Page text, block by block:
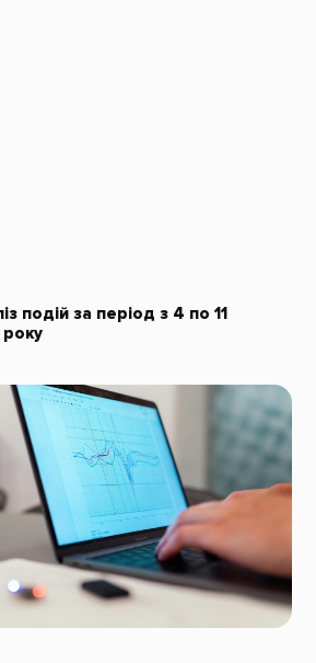
подій за період з 4 по 11